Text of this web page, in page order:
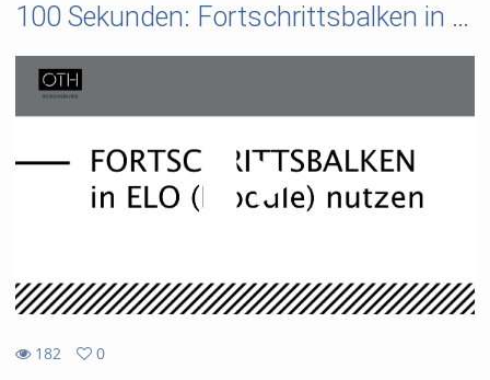
100 Sekunden: Fortschrittsbalken in ELO (Moodle)
182
0